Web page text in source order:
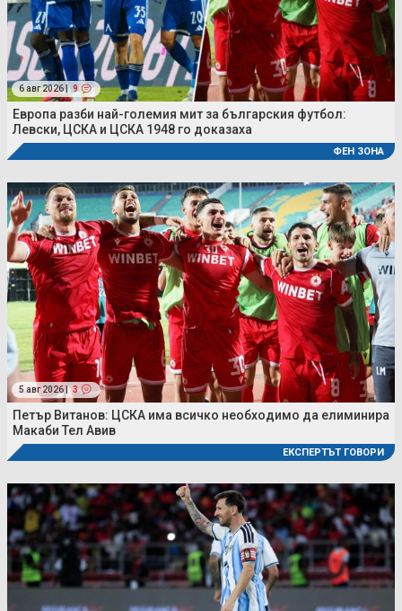
6 авг 2026 | 9
Европа разби най-големия мит за българския футбол:
Левски, ЦСКА и ЦСКА 1948 го доказаха
ФЕН ЗОНА
5 авг 2026 | 3
Петър Витанов: ЦСКА има всичко необходимо да елиминира
Макаби Тел Авив
ЕКСПЕРТЪТ ГОВОРИ